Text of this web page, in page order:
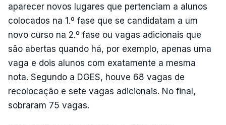
aparecer novos lugares que pertenciam a alunos
colocados na 1.º fase que se candidatam a um
novo curso na 2.º fase ou vagas adicionais que
são abertas quando há, por exemplo, apenas uma
vaga e dois alunos com exatamente a mesma
nota. Segundo a DGES, houve 68 vagas de
recolocação e sete vagas adicionais. No final,
sobraram 75 vagas.